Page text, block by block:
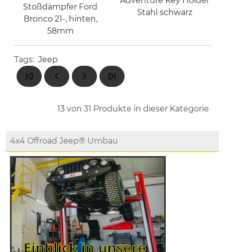
Stoßdämpfer Ford
Bronco 21-, hinten,
58mm
Stahl schwarz
Tags: Jeep
13 von 31 Produkte in dieser Kategorie
4x4 Offroad Jeep® Umbau